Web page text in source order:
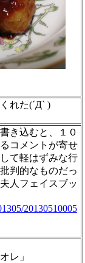
れた(´Д` )
き込むと、１０
コメントが寄せ
て軽はずみな行
判的なものだっ
人フェイスブッ
20130510005
レ」